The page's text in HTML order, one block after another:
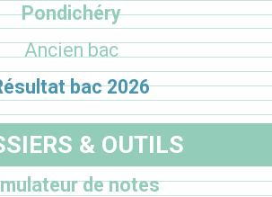
Pondichéry
Ancien bac
bac 2026
& OUTILS
de notes